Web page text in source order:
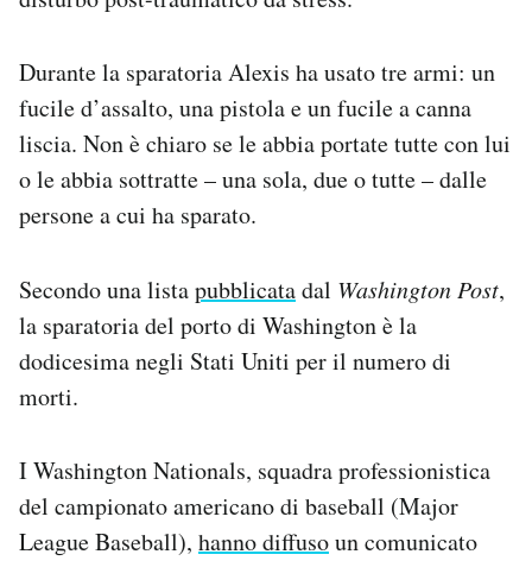
Durante la sparatoria Alexis ha usato tre armi: un
fucile d’assalto, una pistola e un fucile a canna
liscia. Non è chiaro se le abbia portate tutte con lui
o le abbia sottratte – una sola, due o tutte – dalle
persone a cui ha sparato.
Secondo una listapubblicatadal Washington Post,
la sparatoria del porto di Washington è la
dodicesima negli Stati Uniti per il numero di
morti.
I Washington Nationals, squadra professionistica
del campionato americano di baseball (Major
League Baseball), hanno diffusoun comunicato